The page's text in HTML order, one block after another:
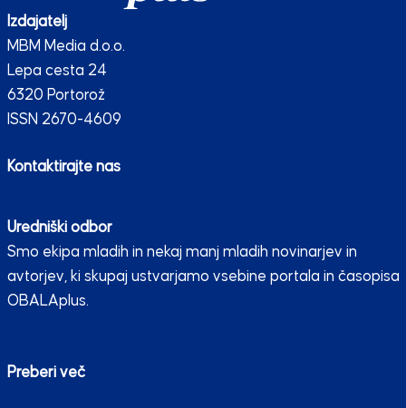
Izdajatelj
MBM Media d.o.o.
Lepa cesta 24
6320 Portorož
ISSN 2670-4609
Kontaktirajte nas
Uredniški odbor
Smo ekipa mladih in nekaj manj mladih novinarjev in
avtorjev, ki skupaj ustvarjamo vsebine portala in časopisa
OBALAplus.
Preberi več